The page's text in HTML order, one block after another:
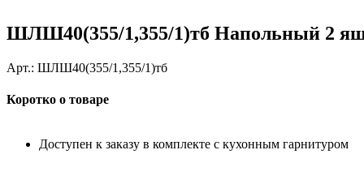
ШЛШ40(355/1,355/1)тб Напольный 2
Арт.: ШЛШ40(355/1,355/1)тб
Коротко о товаре
Доступен к заказу в комплекте с кухонным гарнитуром